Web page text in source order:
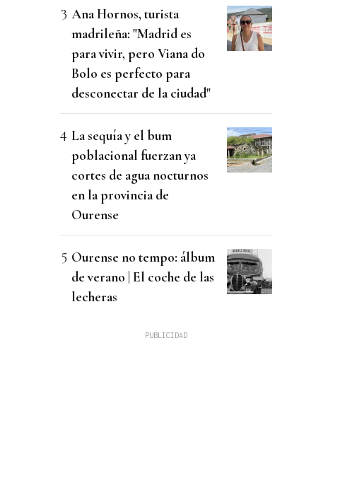
Ana Hornos, turista
madrileña: "Madrid es
para vivir, pero Viana do
Bolo es perfecto para
desconectar de la ciudad"
La sequía y el bum
poblacional fuerzan ya
cortes de agua nocturnos
en la provincia de
Ourense
Ourense no tempo: álbum
de verano | El coche de las
lecheras